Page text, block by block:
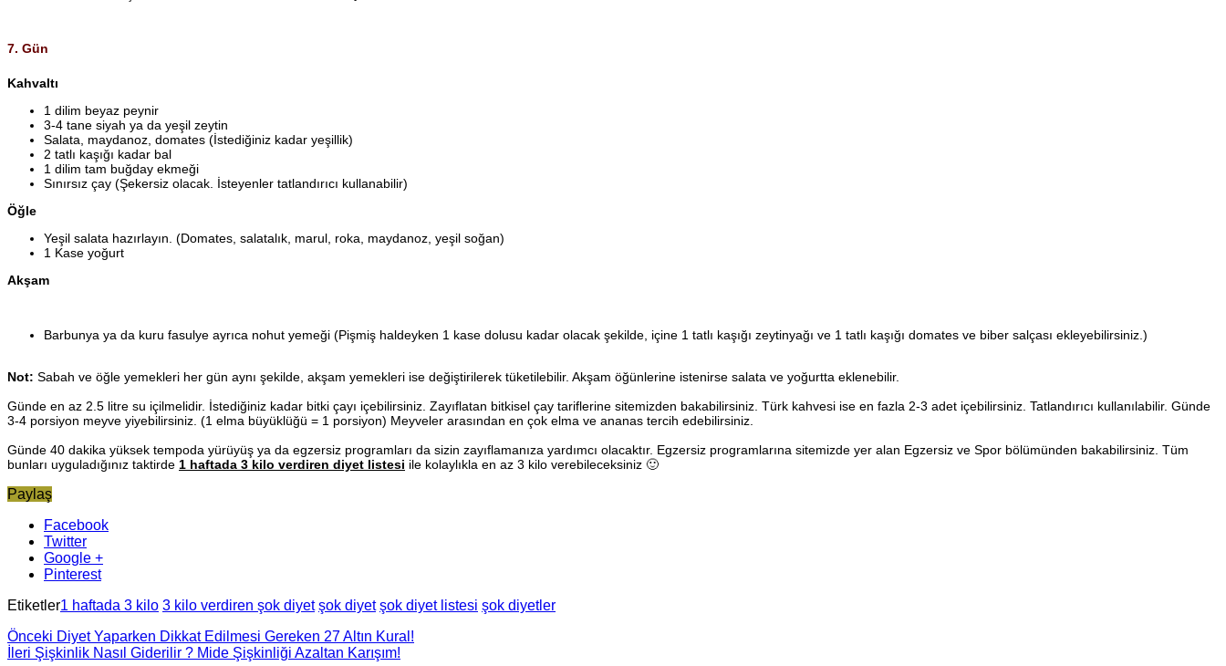
7. Gün
Kahvaltı
1 dilim beyaz peynir
3-4 tane siyah ya da yeşil zeytin
Salata, maydanoz, domates (İstediğiniz kadar yeşillik)
2 tatlı kaşığı kadar bal
1 dilim tam buğday ekmeği
Sınırsız çay (Şekersiz olacak. İsteyenler tatlandırıcı kullanabilir)
Öğle
Yeşil salata hazırlayın. (Domates, salatalık, marul, roka, maydanoz, yeşil soğan)
1 Kase yoğurt
Akşam
Barbunya ya da kuru fasulye ayrıca nohut yemeği (Pişmiş haldeyken 1 kase dolusu kadar olacak şekilde, içine 1 tatlı kaşığı zeytinyağı ve 1 tatlı kaşığı domates ve biber salçası ekleyebilirsiniz.)
Not: Sabah ve öğle yemekleri her gün aynı şekilde, akşam yemekleri ise değiştirilerek tüketilebilir. Akşam öğünlerine istenirse salata ve yoğurtta eklenebilir.
Günde en az 2.5 litre su içilmelidir. İstediğiniz kadar bitki çayı içebilirsiniz. Zayıflatan bitkisel çay tariflerine sitemizden bakabilirsiniz. Türk kahvesi ise en fazla 2-3 adet içebilirsiniz. Tatlandırıcı kullanılabilir. Günde
3-4 porsiyon meyve yiyebilirsiniz. (1 elma büyüklüğü = 1 porsiyon) Meyveler arasından en çok elma ve ananas tercih edebilirsiniz.
Günde 40 dakika yüksek tempoda yürüyüş ya da egzersiz programları da sizin zayıflamanıza yardımcı olacaktır. Egzersiz programlarına sitemizde yer alan Egzersiz ve Spor bölümünden bakabilirsiniz. Tüm
bunları uyguladığınız taktirde 1 haftada 3 kilo verdiren diyet listesi ile kolaylıkla en az 3 kilo verebileceksiniz 🙂
Paylaş
Facebook
Twitter
Google +
Pinterest
Etiketler1 haftada 3 kilo 3 kilo verdiren şok diyet şok diyet şok diyet listesi şok diyetler
Önceki Diyet Yaparken Dikkat Edilmesi Gereken 27 Altın Kural!
İleri Şişkinlik Nasıl Giderilir ? Mide Şişkinliği Azaltan Karışım!